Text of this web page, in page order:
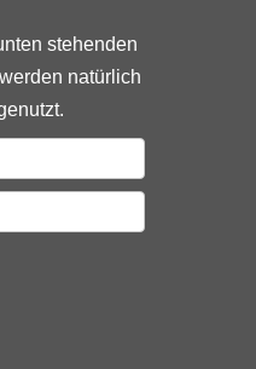
stehenden
natürlich